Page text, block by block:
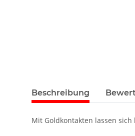
Beschreibung
Mit Goldkontakten lassen